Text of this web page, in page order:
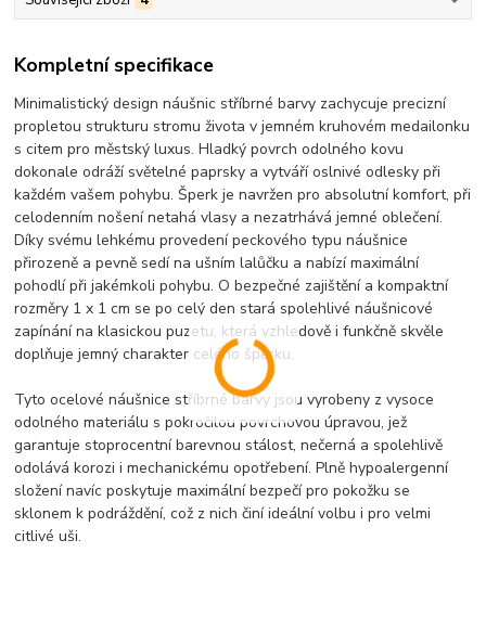
Kompletní specifikace
Minimalistický design náušnic stříbrné barvy zachycuje precizní
propletou strukturu stromu života v jemném kruhovém medailonku
s citem pro městský luxus. Hladký povrch odolného kovu
dokonale odráží světelné paprsky a vytváří oslnivé odlesky při
každém vašem pohybu. Šperk je navržen pro absolutní komfort, při
celodenním nošení netahá vlasy a nezatrhává jemné oblečení.
Díky svému lehkému provedení peckového typu náušnice
přirozeně a pevně sedí na ušním lalůčku a nabízí maximální
pohodlí při jakémkoli pohybu. O bezpečné zajištění a kompaktní
rozměry 1 x 1 cm se po celý den stará spolehlivé náušnicové
zapínání na klasickou puzetu, která vzhledově i funkčně skvěle
doplňuje jemný charakter celého šperku.
Tyto ocelové náušnice stříbrné barvy jsou vyrobeny z vysoce
odolného materiálu s pokročilou povrchovou úpravou, jež
garantuje stoprocentní barevnou stálost, nečerná a spolehlivě
odolává korozi i mechanickému opotřebení. Plně hypoalergenní
složení navíc poskytuje maximální bezpečí pro pokožku se
sklonem k podráždění, což z nich činí ideální volbu i pro velmi
citlivé uši.